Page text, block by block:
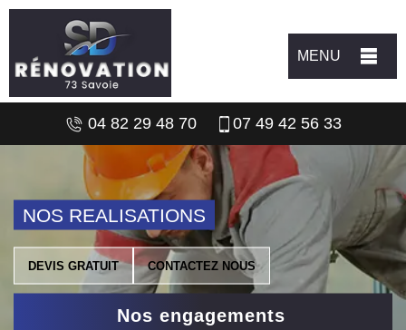
MENU
04 82 29 48 70 07 49 42 56 33
NOS REALISATIONS
DEVIS GRATUIT CONTACTEZ NOUS
Nos engagements